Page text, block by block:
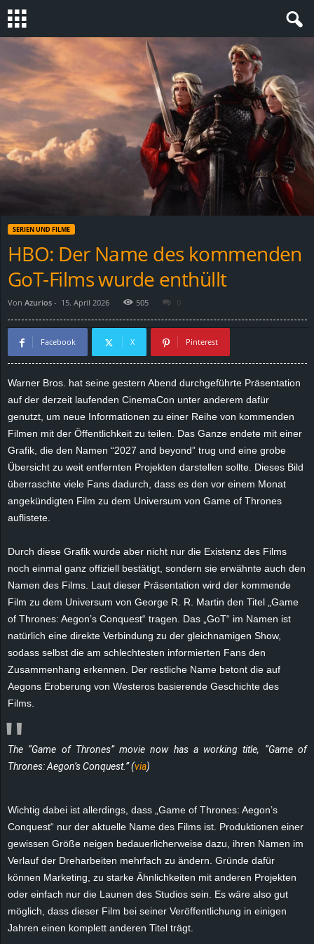
t
v
i
SERIEN UND FILME
HBO: Der Name des kommenden
GoT-Films wurde enthüllt
Von Azurios - 15. April 2026 505 0
Facebook X Pinterest
Warner Bros. hat seine gestern Abend durchgeführte Präsentation
auf der derzeit laufenden CinemaCon unter anderem dafür
genutzt, um neue Informationen zu einer Reihe von kommenden
Filmen mit der Öffentlichkeit zu teilen. Das Ganze endete mit einer
Grafik, die den Namen “2027 and beyond” trug und eine grobe
Übersicht zu weit entfernten Projekten darstellen sollte. Dieses Bild
überraschte viele Fans dadurch, dass es den vor einem Monat
angekündigten Film zu dem Universum von Game of Thrones
auflistete.
Durch diese Grafik wurde aber nicht nur die Existenz des Films
noch einmal ganz offiziell bestätigt, sondern sie erwähnte auch den
Namen des Films. Laut dieser Präsentation wird der kommende
Film zu dem Universum von George R. R. Martin den Titel „Game
of Thrones: Aegon’s Conquest“ tragen. Das „GoT“ im Namen ist
natürlich eine direkte Verbindung zu der gleichnamigen Show,
sodass selbst die am schlechtesten informierten Fans den
Zusammenhang erkennen. Der restliche Name betont die auf
Aegons Eroberung von Westeros basierende Geschichte des
Films.
The “Game of Thrones” movie now has a working title, “Game of
Thrones: Aegon’s Conquest.” (via)
Wichtig dabei ist allerdings, dass „Game of Thrones: Aegon’s
Conquest“ nur der aktuelle Name des Films ist. Produktionen einer
gewissen Größe neigen bedauerlicherweise dazu, ihren Namen im
Verlauf der Dreharbeiten mehrfach zu ändern. Gründe dafür
können Marketing, zu starke Ähnlichkeiten mit anderen Projekten
oder einfach nur die Launen des Studios sein. Es wäre also gut
möglich, dass dieser Film bei seiner Veröffentlichung in einigen
Jahren einen komplett anderen Titel trägt.